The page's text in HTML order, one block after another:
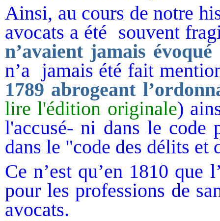
Ainsi, au cours de notre
avocats a été souvent
n’avaient jamais évoqué
n’a jamais été fait
1789 abrogeant
lire l'édition originale)
l'accusé- ni dans le
dans le "code des délits et
Ce n’est qu’en 1810 que
pour les professions de
avocats.